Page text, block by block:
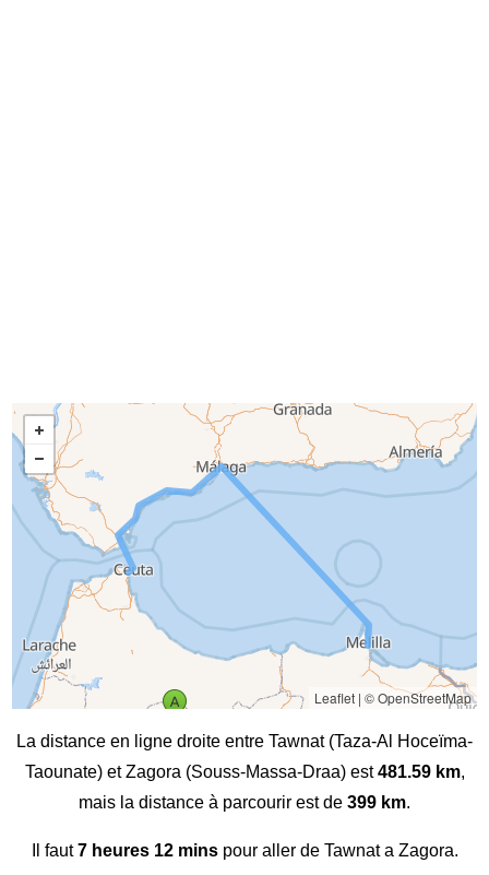
Leaflet| © OpenStreetMap
La distance en ligne droite entre Tawnat (Taza-Al Hoceïma-
Taounate) et Zagora (Souss-Massa-Draa) est481.59 km,
mais la distance à parcourir est de 399 km.
Il faut7 heures 12 minspour aller de Tawnat a Zagora.